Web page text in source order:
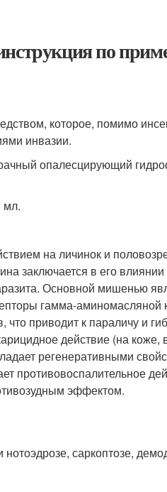
по
которое, помимо
инвазии.
опалесцирующий
мл.
на личинок и
заключается в его влиянии
Основной мишенью
гамма-аминомасляной
приводит к параличу и
действие (на
регенеративными
противовоспалительное
эффектом.
саркоптозе,